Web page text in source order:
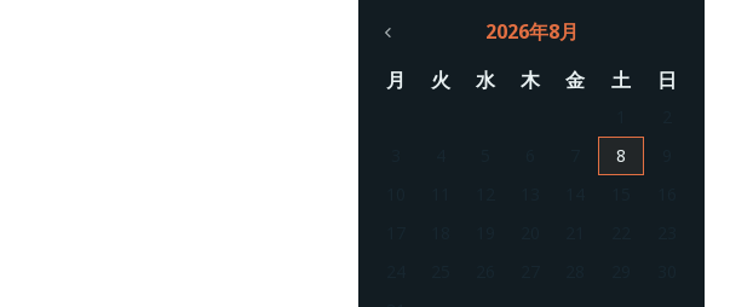
2026年8月
月
火 水 木 金 土 日
8